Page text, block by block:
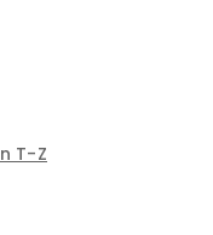
T-Z